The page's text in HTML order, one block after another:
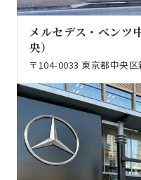
メルセデス・ベンツ
央）
〒104-0033 東京都中央